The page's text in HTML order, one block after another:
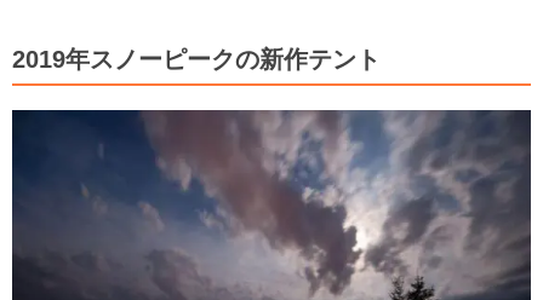
2019年スノーピークの新作テント